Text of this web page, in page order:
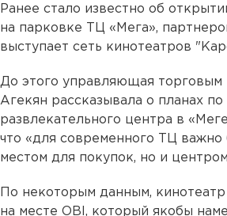
Ранее стало известно об
на парковке ТЦ «Мега»,
выступает сеть кинотеатров
До этого управляющая
Агекян рассказывала о планах по
развлекательного центра в
что «для современного ТЦ важно
местом для покупок, но и
По некоторым данным,
на месте OBI, который якобы